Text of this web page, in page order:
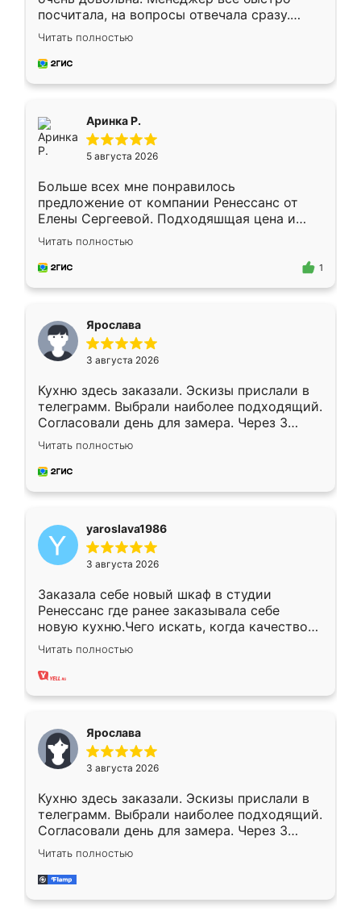
посчитала, на вопросы отвечала сразу.
Замерщик приехал в субботу, подошёл к
делу со всей ответственностью. Собрали
за день, ребята работали аккуратно, даже
Читать полностью
Аринка Р.
5 августа 2026
Больше всех мне понравилось
предложение от компании Ренессанс от
Елены Сергеевой. Подходяшщая цена и
короткие сроки изготовления. Приехавший
для замера сотрудник Владислав
предложил по моему эскизу самый
Читать полностью
1
Ярослава
3 августа 2026
Кухню здесь заказали. Эскизы прислали в
телеграмм. Выбрали наиболее подходящий.
Согласовали день для замера. Через 3
недели кухня была уже готова. Остались
довольны работой. Спасибо Ренессанс
мебель за качественную работу!
Читать полностью
yaroslava1986
3 августа 2026
Заказала себе новый шкаф в студии
Ренессанс где ранее заказывала себе
новую кухню.Чего искать, когда качеством
вполне довольна. Служит кухня уже почти
два года, нареканий нет.
Читать полностью
Ярослава
3 августа 2026
Кухню здесь заказали. Эскизы прислали в
телеграмм. Выбрали наиболее подходящий.
Согласовали день для замера. Через 3
недели кухня была уже готова. Остались
довольны работой. Спасибо Ренессанс
мебель за качественную работу!
Читать полностью